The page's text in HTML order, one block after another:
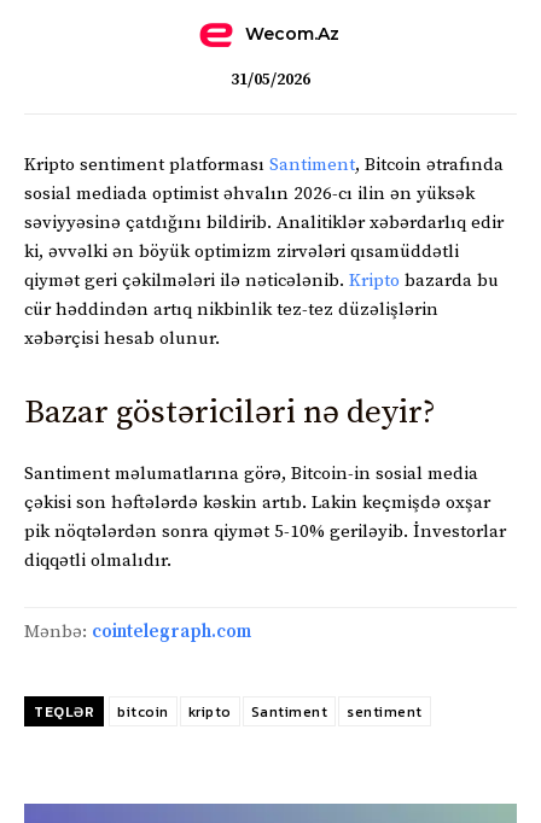
Wecom.az
31/05/2026
Kripto sentiment platforması Santiment, Bitcoin ətrafında
sosial mediada optimist əhvalın 2026-cı ilin ən yüksək
səviyyəsinə çatdığını bildirib. Analitiklər xəbərdarlıq edir
ki, əvvəlki ən böyük optimizm zirvələri qısamüddətli
qiymət geri çəkilmələri ilə nəticələnib. Kripto bazarda bu
cür həddindən artıq nikbinlik tez-tez düzəlişlərin
xəbərçisi hesab olunur.
Bazar göstəriciləri nə deyir?
Santiment məlumatlarına görə, Bitcoin-in sosial media
çəkisi son həftələrdə kəskin artıb. Lakin keçmişdə oxşar
pik nöqtələrdən sonra qiymət 5-10% geriləyib. İnvestorlar
diqqətli olmalıdır.
Mənbə: cointelegraph.com
TEQLƏR bitcoin kripto Santiment sentiment